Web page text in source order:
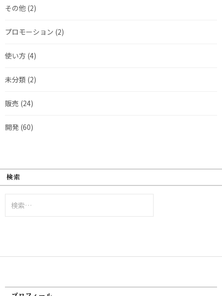
その他 (2)
プロモーション (2)
使い方 (4)
未分類 (2)
販売 (24)
開発 (60)
検索
索: